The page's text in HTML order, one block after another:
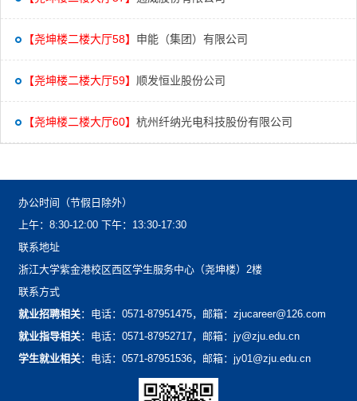
【尧坤楼二楼大厅58】 申能（集团）有限公司
【尧坤楼二楼大厅59】 顺发恒业股份公司
【尧坤楼二楼大厅60】 杭州纤纳光电科技股份有限公司
办公时间（节假日除外）
上午：8:30-12:00下午：13:30-17:30
联系地址
浙江大学紫金港校区西区学生服务中心（尧坤楼）2楼
联系方式
就业招聘相关：电话：0571-87951475，邮箱：zjucareer@126.com
就业指导相关：电话：0571-87952717，邮箱：jy@zju.edu.cn
学生就业相关：电话：0571-87951536，邮箱：jy01@zju.edu.cn